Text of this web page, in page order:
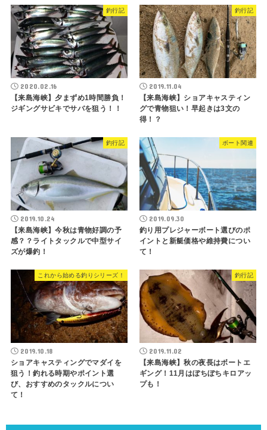
釣行記
2020.02.16
【来島海峡】夕まずめ1時間勝負！
ジギングサビキでサバを狙う！！
釣行記
2019.11.04
【来島海峡】ショアキャスティン
グで青物狙い！早起きは3文の
得！？
釣行記
2019.10.24
【来島海峡】今秋は青物好調の予
感？？ライトタックルで中型サイ
ズが爆釣！
ボート関連
2019.09.30
釣り用プレジャーボート選びのポ
イントと新艇価格や維持費につい
て！
これから始める釣りシリーズ！
2019.10.18
ショアキャスティングでマダイを
狙う！釣れる時期やポイント選
び、おすすめのタックルについ
て！
釣行記
2019.11.02
【来島海峡】秋の夜長はボートエ
ギング！11月はぼちぼちキロアッ
プも！